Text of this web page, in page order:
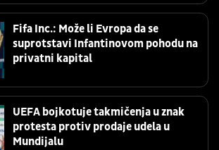
Fifa Inc.: Može li Evropa da se
suprotstavi Infantinovom pohodu na
privatni kapital
UEFA bojkotuje takmičenja u znak
protesta protiv prodaje udela u
Mundijalu